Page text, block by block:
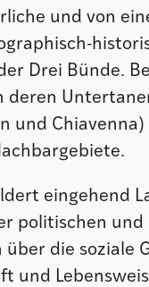
und von
Drei Bünde.
deren
und Chiavenna)
eingehend
politischen
über die soziale
und